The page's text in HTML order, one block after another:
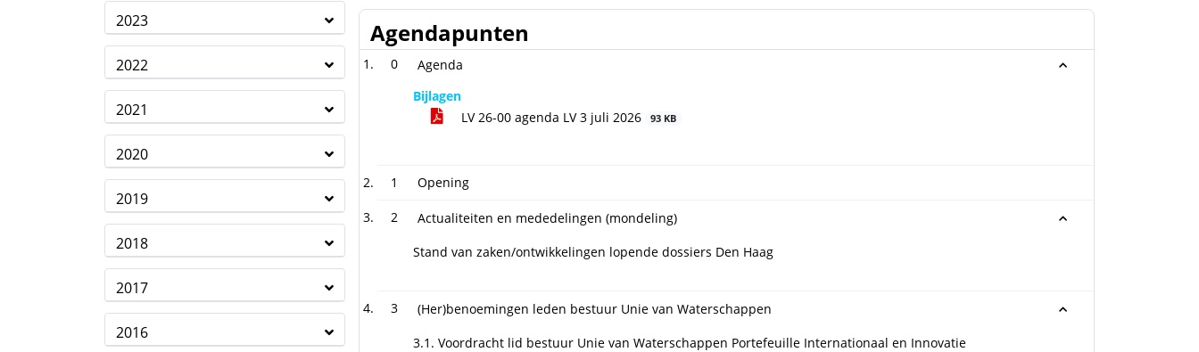
2023
2022
2021
2020
2019
2018
2017
2016
Agendapunten
0
Agenda
Bijlagen
LV 26-00 agenda LV 3 juli 2026
93 KB
1 Opening
2
Actualiteiten en mededelingen (mondeling)
Stand van zaken/ontwikkelingen lopende dossiers Den Haag
3
(Her)benoemingen leden bestuur Unie van Waterschappen
3.1. Voordracht lid bestuur Unie van Waterschappen Portefeuille Internationaal en Innovatie